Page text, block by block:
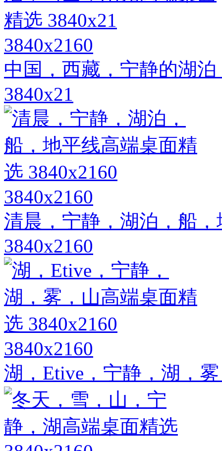
3840x2160
中国，西藏，宁静的湖
3840x21
3840x2160
清晨，宁静，湖泊，船
3840x2160
3840x2160
湖，Etive，宁静，湖，